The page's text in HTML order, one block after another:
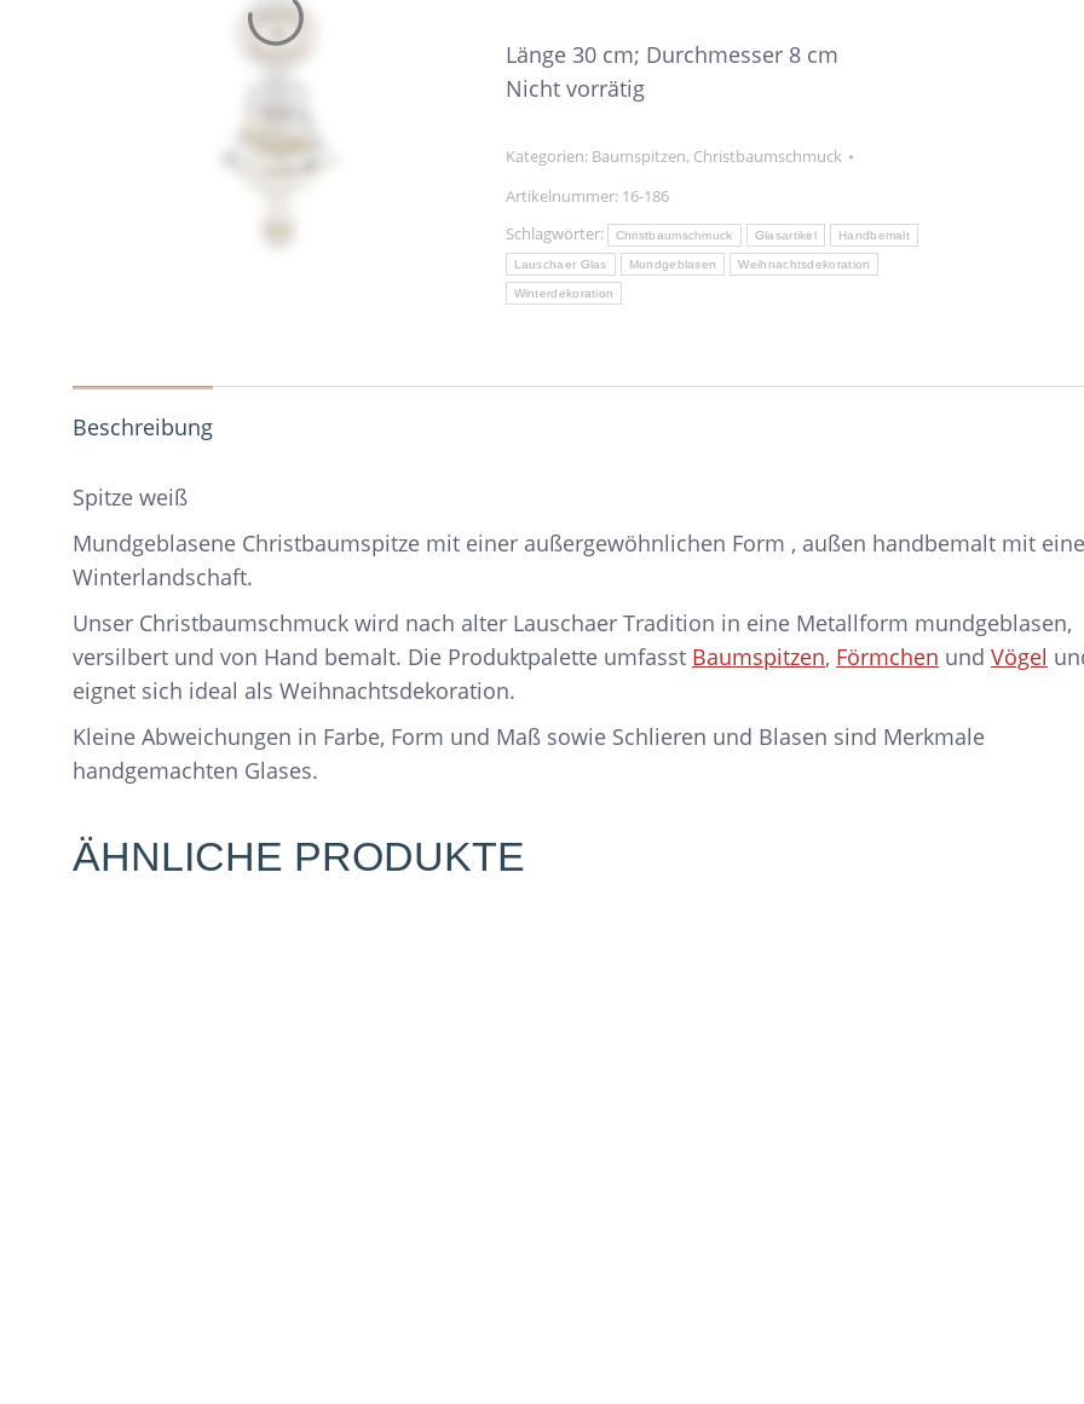
Länge 30 cm; Durchmesser 8 cm
Nicht vorrätig
Kategorien: Baumspitzen, Christbaumschmuck
Artikelnummer: 16-186
Schlagwörter:
Christbaumschmuck Glasartikel Handbemalt
Lauschaer Glas Mundgeblasen Weihnachtsdekoration
Winterdekoration
Beschreibung
Spitze weiß
Mundgeblasene Christbaumspitze mit einer außergewöhnlichen Form , außen handbemalt mit
Winterlandschaft.
Unser Christbaumschmuck wird nach alter Lauschaer Tradition in eine Metallform mundgeblasen,
versilbert und von Hand bemalt. Die Produktpalette umfasst Baumspitzen, Förmchen und Vögel
eignet sich ideal als Weihnachtsdekoration.
Kleine Abweichungen in Farbe, Form und Maß sowie Schlieren und Blasen sind Merkmale
handgemachten Glases.
ÄHNLICHE PRODUKTE